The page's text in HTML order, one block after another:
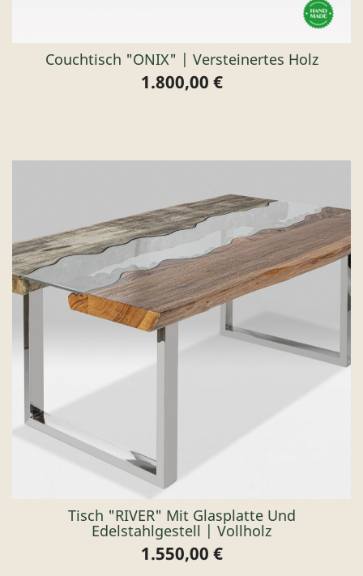
Couchtisch "ONIX" | Versteinertes Holz
Preis
1.800,00 €
Tisch "RIVER" Mit Glasplatte Und
Edelstahlgestell | Vollholz
Preis
1.550,00 €